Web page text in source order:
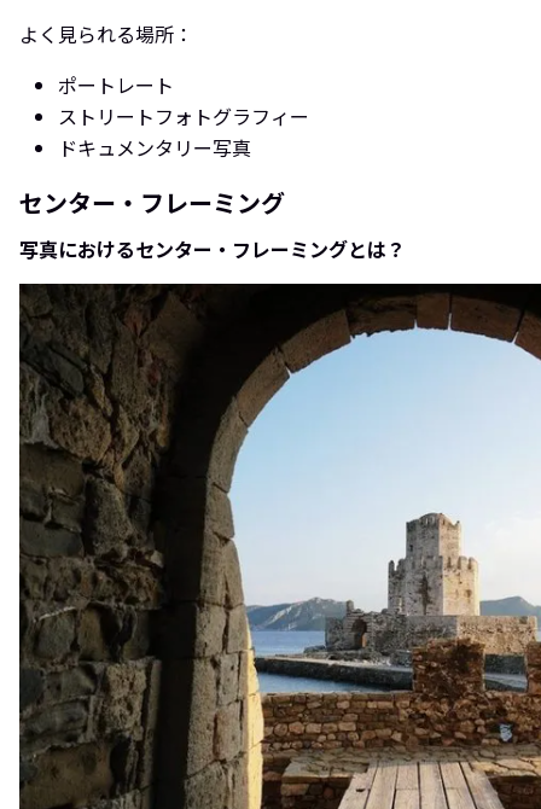
よく見られる場所：
ポートレート
ストリートフォトグラフィー
ドキュメンタリー写真
センター・フレーミング
写真におけるセンター・フレーミングとは？